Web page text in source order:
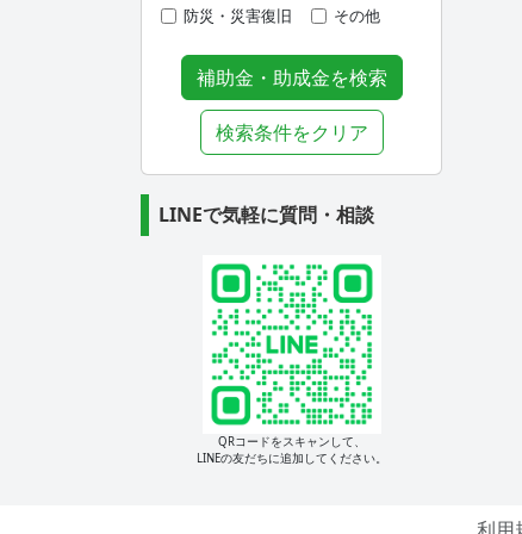
防災・災害復旧 その他
補助金・助成金を検索
検索条件をクリア
LINEで気軽に質問・相談
QRコードをスキャンして、
LINEの友だちに追加してください。